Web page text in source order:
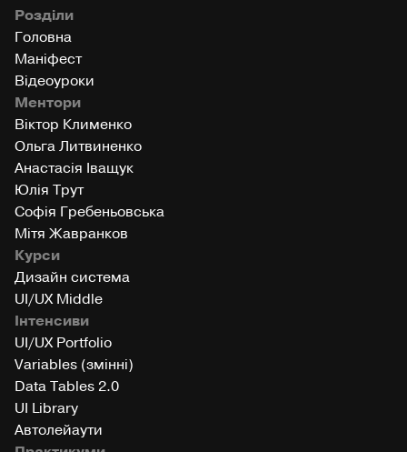
Розділи
Головна
Маніфест
Відеоуроки
Ментори
Віктор Клименко
Ольга Литвиненко
Анастасія Іващук
Юлія Трут
Софія Гребеньовська
Мітя Жавранков
Курси
Дизайн система
UI/UX Middle
Інтенсиви
UI/UX Portfolio
Variables (змінні)
Data Tables 2.0
UI Library
Автолейаути